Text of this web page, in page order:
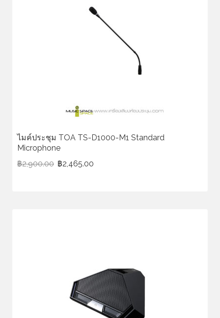
ไมค์ประชุม TOA TS-D1000-M1 Standard
Microphone
฿2,900.00 ฿2,465.00